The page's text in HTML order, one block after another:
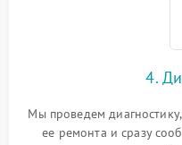
4.
Мы проведем
ее ремонта и сразу